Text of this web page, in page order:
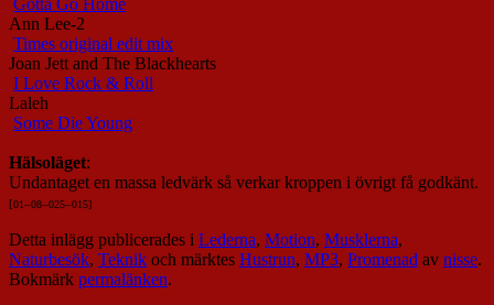
Gotta Go Home
Ann Lee-2
Times original edit mix
Joan Jett and The Blackhearts
I Love Rock & Roll
Laleh
Some Die Young
Hälsoläget:
Undantaget en massa ledvärk så verkar kroppen i övrigt få godkänt.
01–08–025–015]
Detta inlägg publicerades i Lederna, Motion, Musklerna,
Naturbesök, Teknik och märktes Hustrun, MP3, Promenad av nisse.
Bokmärk permalänken.